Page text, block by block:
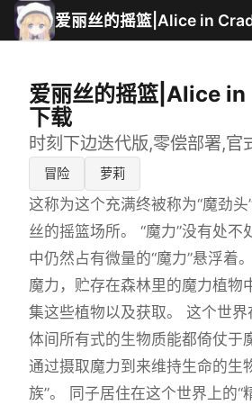
爱丽丝的摇篮|Alice in
爱丽丝的摇篮|Alice in
下载
时刻下边迭代版,零偿部署,官
冒险 萝莉
这称为这个充满终被称为“魔劲
丝的摇篮场所。 “魔力”没有处不
中仍然占有微量的“魔力”悬浮着
魔力，贮存在森林里的魔力植物
集这些植物以及获取。 这个世
体间所有式的生物质能都倚仗于
通过摄取魔力到来维持生命的生
族”。 同子居住在这个世界上的“